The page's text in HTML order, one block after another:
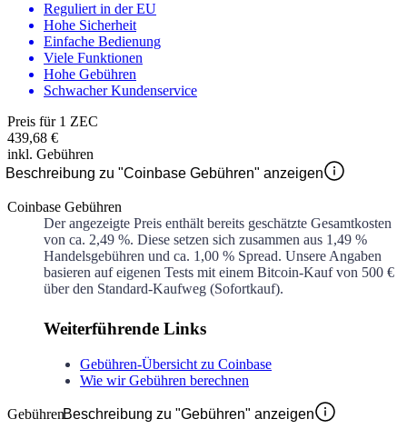
Reguliert in der EU
Hohe Sicherheit
Einfache Bedienung
Viele Funktionen
Hohe Gebühren
Schwacher Kundenservice
Preis für 1 ZEC
439,68 €
inkl. Gebühren
Beschreibung zu "Coinbase Gebühren" anzeigen
Coinbase Gebühren
Der angezeigte Preis enthält bereits geschätzte Gesamtkosten
von ca. 2,49 %. Diese setzen sich zusammen aus 1,49 %
Handelsgebühren und ca. 1,00 % Spread. Unsere Angaben
basieren auf eigenen Tests mit einem Bitcoin-Kauf von 500 €
über den Standard-Kaufweg (Sofortkauf).
Weiterführende Links
Gebühren-Übersicht zu Coinbase
Wie wir Gebühren berechnen
GebührenBeschreibung zu "Gebühren" anzeigen